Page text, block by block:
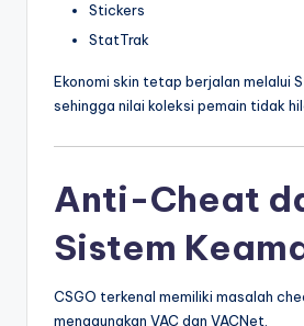
Stickers
StatTrak
Ekonomi skin tetap berjalan melalui
sehingga nilai koleksi pemain tidak
Anti-Cheat
Sistem
CSGO terkenal memiliki masalah
menggunakan VAC dan VACNet.